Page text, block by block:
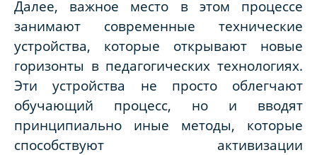
Далее, важное место в этом процессе
занимают современные технические
устройства, которые открывают новые
горизонты в педагогических технологиях.
Эти устройства не просто облегчают
обучающий процесс, но и вводят
принципиально иные методы, которые
способствуют активизации